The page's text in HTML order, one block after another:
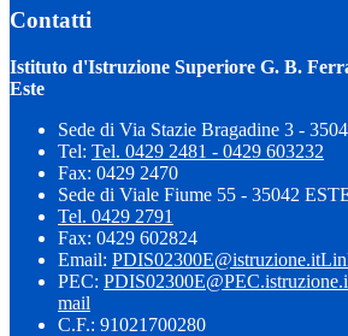
Contatti
Istituto d'Istruzione Superiore G. B.
Este
Sede di Via Stazie Bragadine 3 -
Tel: Tel. 0429 2481 - 0429 603232
Fax: 0429 2470
Sede di Viale Fiume 55 - 35042
Tel. 0429 2791
Fax: 0429 602824
Email: PDIS02300E@istruzione.it
PEC:
mail
C.F.: 91021700280